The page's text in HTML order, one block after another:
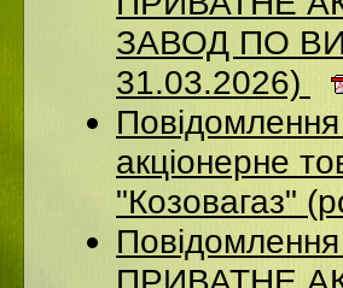
ЗАВОД ПО
31.03.2026)
акціонерне
"Козовагаз"